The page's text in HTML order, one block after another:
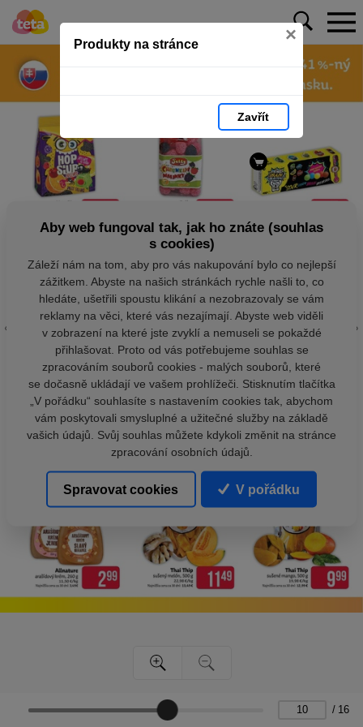
Produkty na stránce ×
Zavřít
/ 16
Aby web fungoval tak, jak ho znáte (souhlas
s cookies)
Záleží nám na tom, aby pro vás nakupování bylo co nejlepší
zážitkem. Abyste na našich stránkách rychle našli to, co
hledáte, ušetřili spoustu klikání a nezobrazovaly se vám
reklamy na věci, které vás nezajímají. Abyste web viděli
v zobrazení na které jste zvyklí a nemuseli se pokaždé
přihlašovat. Proto od vás potřebujeme souhlas se
zpracováním souborů cookies - malých souborů, které
se dočasně ukládají ve vašem prohlížeči. Stisknutím tlačítka
„V pořádku“ souhlasíte s nastavením cookies tak, abychom
vám poskytovali smysluplné a užitečné služby na základě
vašich údajů. Svůj souhlas můžete kdykoli změnit na stránce
zpracování osobních údajů.
Spravovat cookies V pořádku